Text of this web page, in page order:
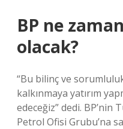
BP ne
olacak?
“Bu bilinç ve
kalkınmaya yatırım
edeceğiz” dedi. BP’nin
Petrol Ofisi Grubu’na